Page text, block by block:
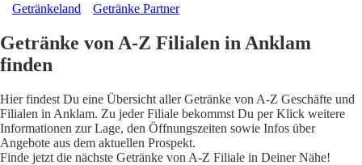
Getränkeland Getränke Partner
Getränke von A-Z Filialen in Anklam
finden
Hier findest Du eine Übersicht aller Getränke von A-Z Geschäfte und
Filialen in Anklam. Zu jeder Filiale bekommst Du per Klick weitere
Informationen zur Lage, den Öffnungszeiten sowie Infos über
Angebote aus dem aktuellen Prospekt.
Finde jetzt die nächste Getränke von A-Z Filiale in Deiner Nähe!